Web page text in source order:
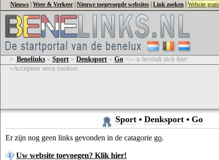
Nieuws Weer & Verkeer Nieuwe toegevoegde websites Link zoeken Website
• Benelinks » Sport » Denksport » Go <-- u bevindt zich hier
•Accepteer eerst cookies
Sport • Denksport • Go
Er zijn nog geen links gevonden in de catagorie go.
Uw website toevoegen? Klik hier!